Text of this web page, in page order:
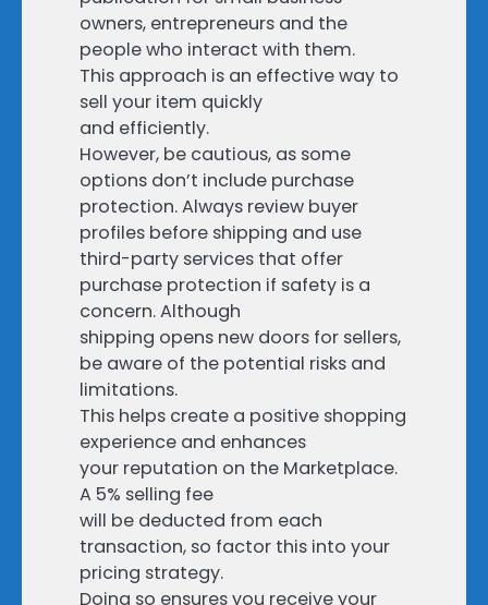
owners, entrepreneurs and the
people who interact with them.
This approach is an effective way to
sell your item quickly
and efficiently.
However, be cautious, as some
options don’t include purchase
protection. Always review buyer
profiles before shipping and use
third-party services that offer
purchase protection if safety is a
concern. Although
shipping opens new doors for sellers,
be aware of the potential risks and
limitations.
This helps create a positive shopping
experience and enhances
your reputation on the Marketplace.
A 5% selling fee
will be deducted from each
transaction, so factor this into your
pricing strategy.
Doing so ensures you receive your